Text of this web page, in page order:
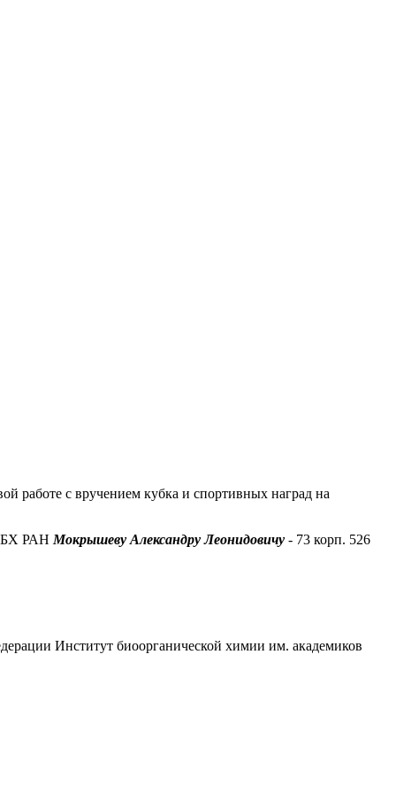
работе с вручением кубка и спортивных наград на
РАН Мокрышеву Александру Леонидовичу - 73 корп. 526
Институт биоорганической химии им. академиков